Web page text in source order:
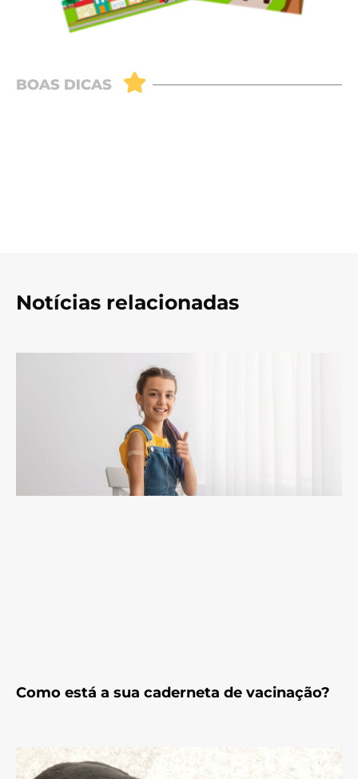
Notícias relacionadas
Como está a sua caderneta de vacinação?